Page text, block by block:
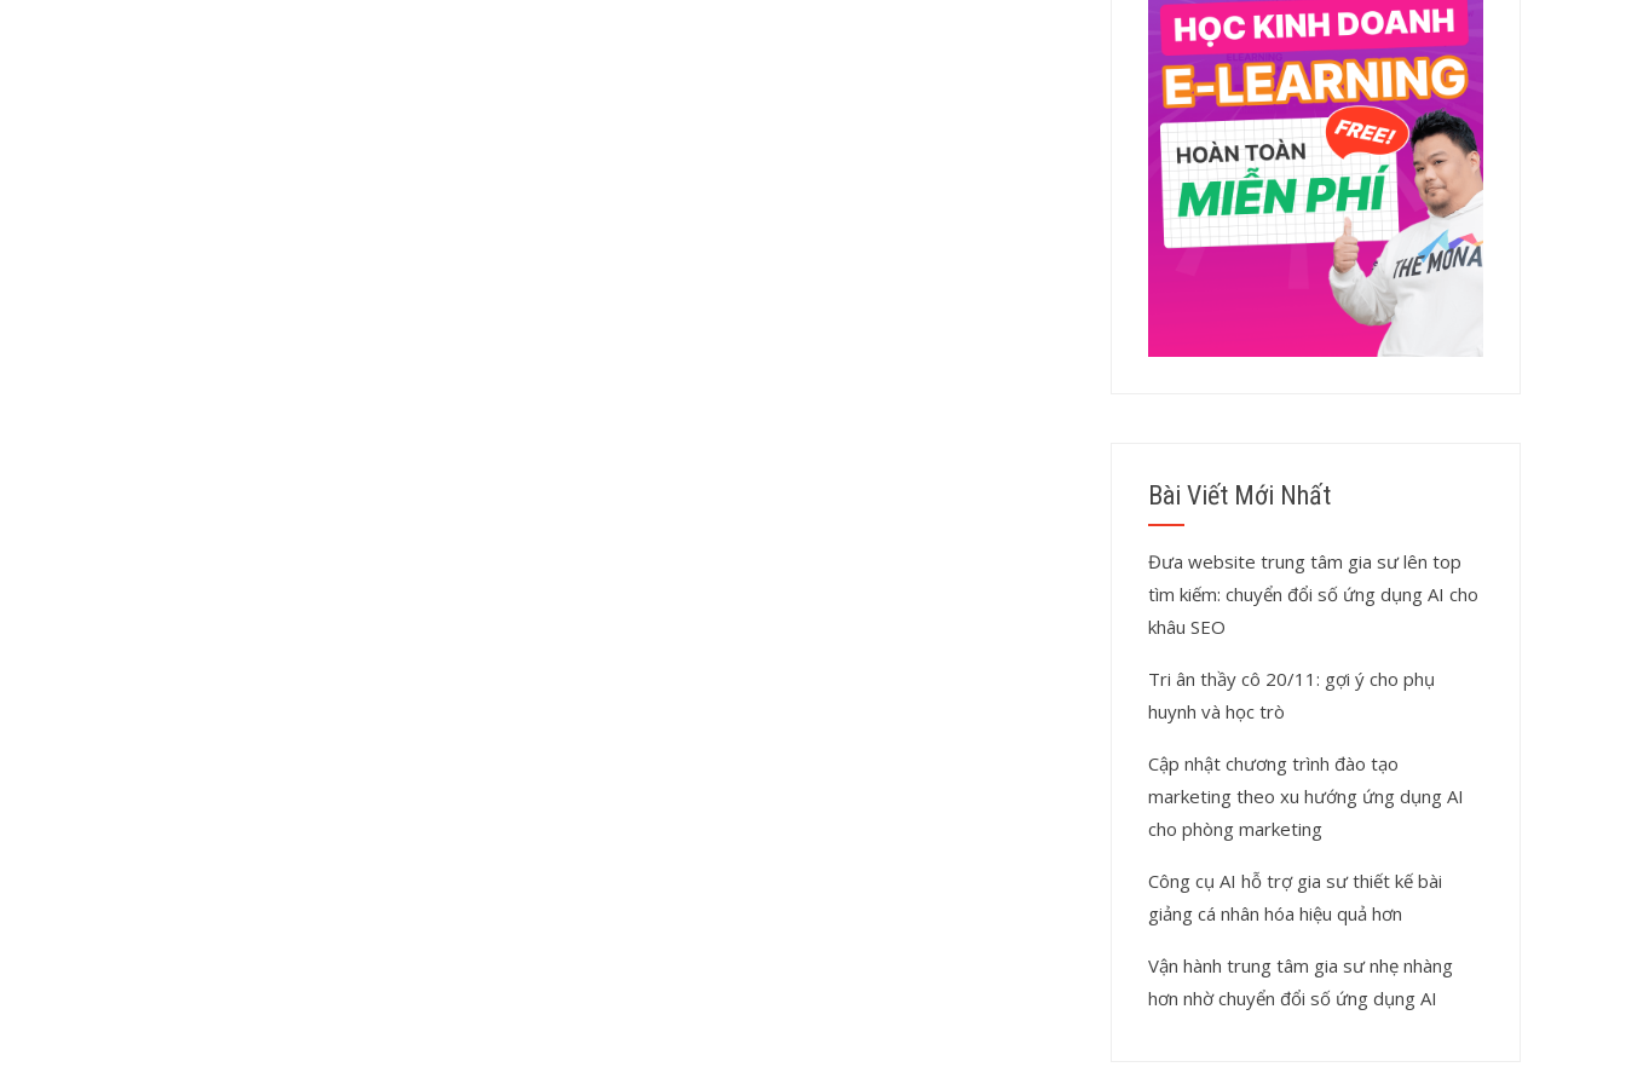
Bài Viết Mới Nhất
Đưa website trung tâm gia sư lên top
tìm kiếm: chuyển đổi số ứng dụng AI cho
khâu SEO
Tri ân thầy cô 20/11: gợi ý cho phụ
huynh và học trò
Cập nhật chương trình đào tạo
marketing theo xu hướng ứng dụng AI
cho phòng marketing
Công cụ AI hỗ trợ gia sư thiết kế bài
giảng cá nhân hóa hiệu quả hơn
Vận hành trung tâm gia sư nhẹ nhàng
hơn nhờ chuyển đổi số ứng dụng AI